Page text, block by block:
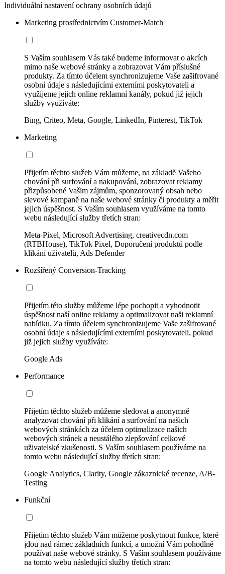
Individuální nastavení ochrany osobních údajů
Marketing prostřednictvím Customer-Match
S Vaším souhlasem Vás také budeme informovat o akcích
mimo naše webové stránky a zobrazovat Vám příslušné
produkty. Za tímto účelem synchronizujeme Vaše zašifrované
osobní údaje s následujícími externími poskytovateli a
využijeme jejich online reklamní kanály, pokud již jejich
služby využíváte:
Bing, Criteo, Meta, Google, LinkedIn, Pinterest, TikTok
Marketing
Přijetím těchto služeb Vám můžeme, na základě Vašeho
chování při surfování a nakupování, zobrazovat reklamy
přizpůsobené Vašim zájmům, sponzorovaný obsah nebo
slevové kampaně na naše webové stránky či produkty a měřit
jejich úspěšnost. S Vaším souhlasem využíváme na tomto
webu následující služby třetích stran:
Meta-Pixel, Microsoft Advertising, creativecdn.com
(RTBHouse), TikTok Pixel, Doporučení produktů podle
klikání uživatelů, Ads Defender
Rozšířený Conversion-Tracking
Přijetím této služby můžeme lépe pochopit a vyhodnotit
úspěšnost naší online reklamy a optimalizovat naši reklamní
nabídku. Za tímto účelem synchronizujeme Vaše zašifrované
osobní údaje s následujícími externími poskytovateli, pokud
již jejich služby využíváte:
Google Ads
Performance
Přijetím těchto služeb můžeme sledovat a anonymně
analyzovat chování při klikání a surfování na našich
webových stránkách za účelem optimalizace našich
webových stránek a neustálého zlepšování celkové
uživatelské zkušenosti. S Vaším souhlasem používáme na
tomto webu následující služby třetích stran:
Google Analytics, Clarity, Google zákaznické recenze, A/B-
Testing
Funkční
Přijetím těchto služeb Vám můžeme poskytnout funkce, které
jdou nad rámec základních funkcí, a umožní Vám pohodlně
používat naše webové stránky. S Vaším souhlasem používáme
na tomto webu následující služby třetích stran: